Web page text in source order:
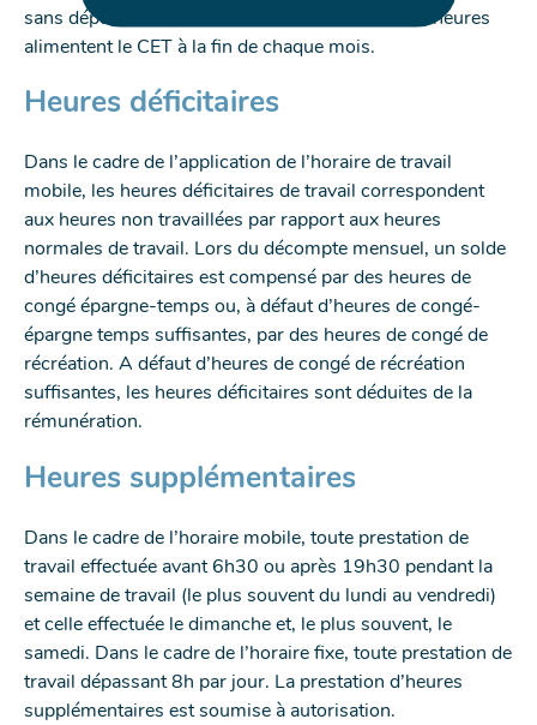
sans dépasser la durée maximale de travail ; ces heures
alimentent le CET à la fin de chaque mois.
Heures déficitaires
Dans le cadre de l’application de l’horaire de travail
mobile, les heures déficitaires de travail correspondent
aux heures non travaillées par rapport aux heures
normales de travail. Lors du décompte mensuel, un solde
d’heures déficitaires est compensé par des heures de
congé épargne-temps ou, à défaut d’heures de congé-
épargne temps suffisantes, par des heures de congé de
récréation. A défaut d’heures de congé de récréation
suffisantes, les heures déficitaires sont déduites de la
rémunération.
Heures supplémentaires
Dans le cadre de l’horaire mobile, toute prestation de
travail effectuée avant 6h30 ou après 19h30 pendant la
semaine de travail (le plus souvent du lundi au vendredi)
et celle effectuée le dimanche et, le plus souvent, le
samedi. Dans le cadre de l’horaire fixe, toute prestation de
travail dépassant 8h par jour. La prestation d’heures
supplémentaires est soumise à autorisation.